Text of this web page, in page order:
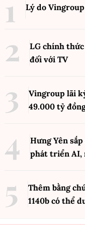
Lý do
LG chính thức
đối với TV
Vingroup lãi
49.000 tỷ
Hưng Yên
phát triển AI,
Thêm bằng
1140b có thể